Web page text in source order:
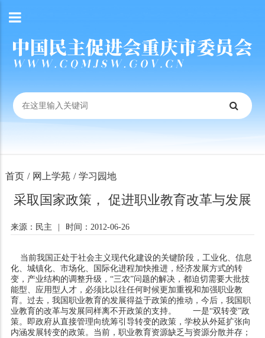
首页 / 网上学苑 / 学习园地
采取国家政策， 促进职业教育改革与发展
来源：民主 时间：2012-06-26
当前我国正处于社会主义现代化建设的关键阶段，工业化、信息
化、城镇化、市场化、国际化进程加快推进，经济发展方式的转
变，产业结构的调整升级，“三农”问题的解决，都迫切需要大批技
能型、应用型人才，必须比以往任何时候更加重视和加强职业教
育。过去，我国职业教育的发展得益于政策的推动，今后，我国职
业教育的改革与发展同样离不开政策的支持。 一是“双转变”政
策。即政府从直接管理向统筹引导转变的政策，学校从外延扩张向
内涵发展转变的政策。当前，职业教育资源缺乏与资源分散并存；